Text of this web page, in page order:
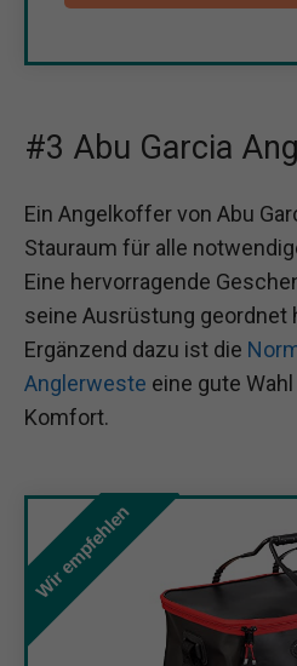
#3 Abu Garcia
Ein Angelkoffer von Abu
Stauraum für alle
Eine hervorragende
seine Ausrüstung geordnet
Ergänzend dazu ist die
Anglerweste eine gute
Komfort.
Wir empfehlen